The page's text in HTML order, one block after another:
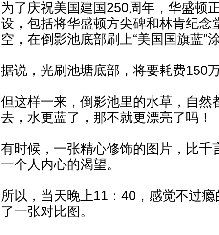
为了庆祝美国建国250周年，华盛顿
设，包括将华盛顿方尖碑和林肯纪念
空，在倒影池底部刷上“美国国旗蓝”
据说，光刷池塘底部，将要耗费150
但这样一来，倒影池里的水草，自然
去，水更蓝了，那不就更漂亮了吗！
有时候，一张精心修饰的图片，比千
一个人内心的渴望。
所以，当天晚上11：40，感觉不过
了一张对比图。